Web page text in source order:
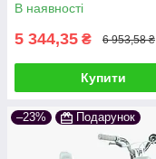
В наявності
5 344,35 ₴ 6 953,58 ₴
Купити
–23% Подарунок